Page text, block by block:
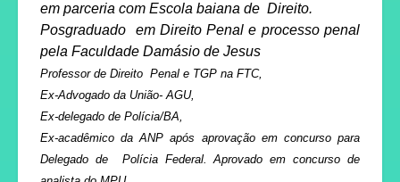
em parceria com Escola baiana de Direito.
Posgraduado em Direito Penal e processo penal
pela Faculdade Damásio de Jesus
Professor de Direito Penal e TGP na FTC,
Ex-Advogado da União- AGU,
Ex-delegado de Polícia/BA,
Ex-acadêmico da ANP após aprovação em concurso para
Delegado de Polícia Federal. Aprovado em concurso de